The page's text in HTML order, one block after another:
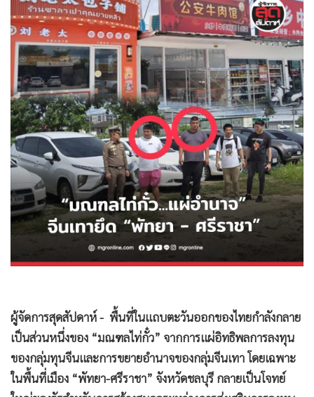
CbizReview
• Cyber BIZ
• ผู้จัดกวน
• Good health & Well-being
• Green Innovation & SD
• Management & HR
• MGR Live
• Infographic
• การเมือง
• ท่องเที่ยว
• กีฬา
ต่างประเทศ
• Special Scoop
• จีน
• ชุมชน-คุณภาพชีวิต
• อาชญากรรม
• Motoring
ผู้จัดการสุดสัปดาห์ - พื้นที่ในแถบตะวันออกของไทยกำลังกลาย
เป็นส่วนหนึ่งของ “มณฑลไท่กั๋ว” จากการแผ่อิทธิพลการลงทุน
ของกลุ่มทุนจีนและการขยายอำนาจของกลุ่มจีนเทา โดยเฉพาะ
ในพื้นที่เมือง “พัทยา-ศรีราชา” จังหวัดชลบุรี กลายเป็นโจทย์